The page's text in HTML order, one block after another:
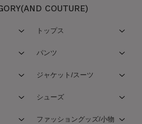
COUTURE)
トップス
パンツ
ジャケット/スーツ
シューズ
ファッショングッズ/小物